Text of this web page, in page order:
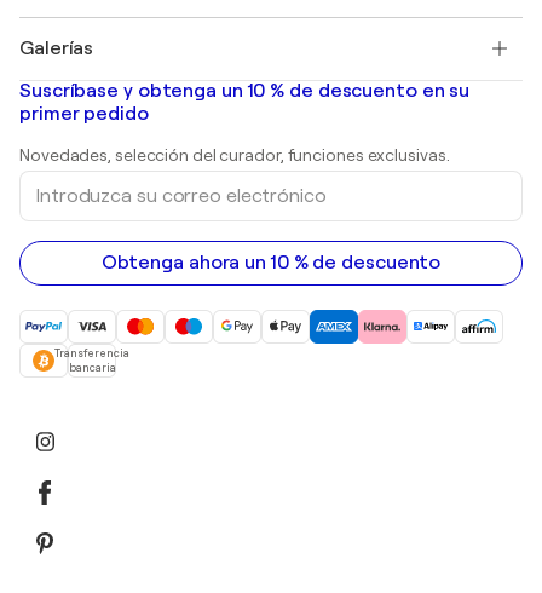
Banksy
Mr. Brainwash
Shepard Fairey
Pinturas abstractas en venta
pinturas de paisajes
Huellas dactilares
pinturas acrílicas
Galerías
Galerías de arte en España
Suscríbase y obtenga un 10 % de descuento en su
primer pedido
Novedades, selección del curador, funciones exclusivas.
Introduzca
correo
electrónico
Obtenga ahora un 10 % de descuento
Transferencia
bancaria